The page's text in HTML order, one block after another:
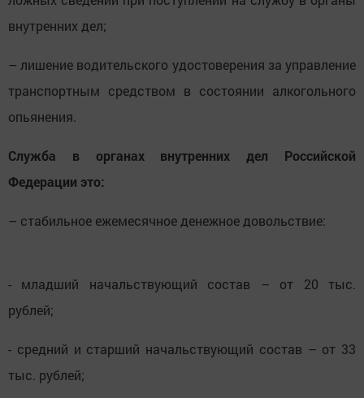
внутренних дел;
– лишение водительского удостоверения за управление
транспортным средством в состоянии алкогольного
опьянения.
Служба в органах внутренних дел Российской
Федерации это:
– стабильное ежемесячное денежное довольствие:
- младший начальствующий состав – от 20 тыс.
рублей;
- средний и старший начальствующий состав – от 33
тыс. рублей;